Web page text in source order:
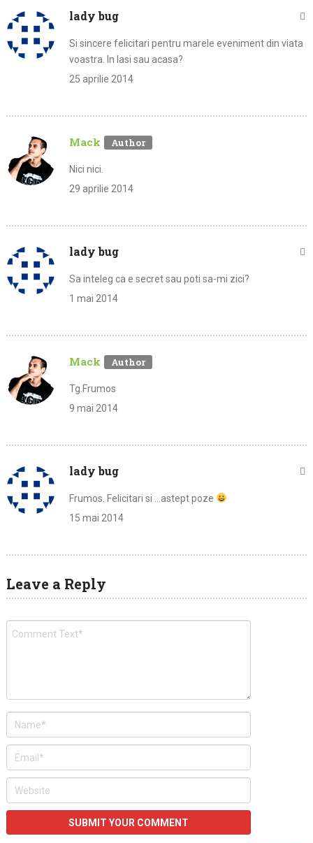
lady bug
Si sincere felicitari pentru marele eveniment din viata
voastra. In Iasi sau acasa?
25 aprilie 2014
Mack
Nici nici.
29 aprilie 2014
lady bug
Sa inteleg ca e secret sau poti sa-mi zici?
1 mai 2014
Mack
Tg.Frumos
9 mai 2014
lady bug
Frumos. Felicitari si …astept poze
15 mai 2014
Leave a Reply